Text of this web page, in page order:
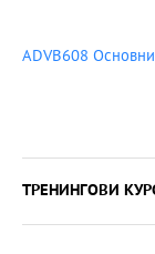
ADVB608
ТРЕНИНГОВИ